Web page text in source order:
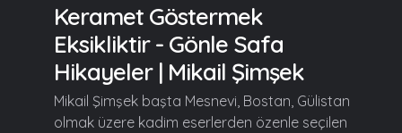
Keramet Göstermek
Eksikliktir - Gönle Safa
Hikayeler | Mikail Şimşek
Mikail Şimşek başta Mesnevi, Bostan, Gülistan
olmak üzere kadim eserlerden özenle seçilen